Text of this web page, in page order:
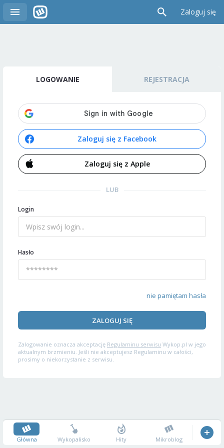
Zaloguj się
LOGOWANIE REJESTRACJA
Zaloguj się z Facebook
Zaloguj się z Apple
LUB
Login
Hasło
nie pamiętam hasła
ZALOGUJ SIĘ
Zalogowanie oznacza akceptację Regulaminu serwisu Wykop.pl w jego
aktualnym brzmieniu. Jeśli nie akceptujesz Regulaminu w całości,
prosimy o niekorzystanie z serwisu.
Główna Wykopalisko Hity Mikroblog